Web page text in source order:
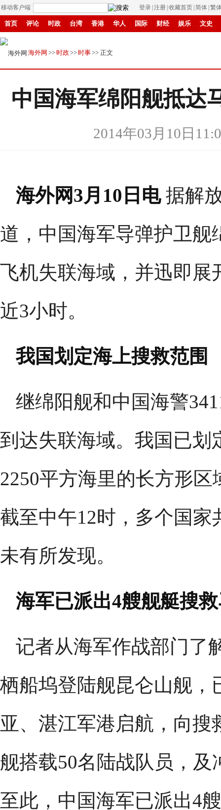
移动客户端 登录 注册 收藏首页 简体 繁
首页 评论 时政 台湾 香港 华人 国际 财经 娱乐 文史
县域
海外网 >> 时政 >> 时事>> 正文
中国海军绵阳舰抵达
2014年03月10日
海外网3月10日电据解
道，中国海军导弹护卫舰
飞机失联海域，并迅即展
近3小时。
我国划定海上搜救范围
继绵阳舰和中国海警
到达失联海域。我国已划
2250平方海里的长方形
截至中午12时，多个国家
未有所发现。
海军已派出4艘舰艇搜
记者从海军作战部门了
栖船坞登陆舰昆仑山舰，
亚、湛江军港启航，向
舰搭载50名陆战队员，
至此，中国海军已派出4